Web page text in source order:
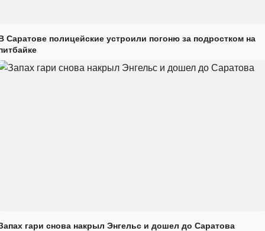
Саратове полицейские устроили погоню за подростком на
гари снова накрыл Энгельс и дошел до Саратова